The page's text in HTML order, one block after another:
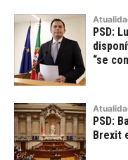
PSD:
“se
PSD:
Brexit